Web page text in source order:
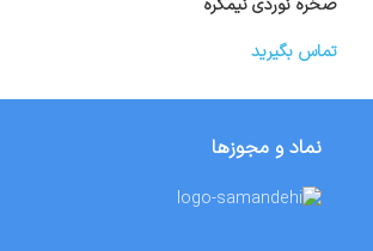
صخره نوردی نیمکره
تماس بگیرید
نماد و مجوزها